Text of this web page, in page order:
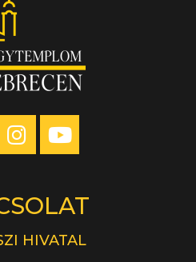
HIVATAL